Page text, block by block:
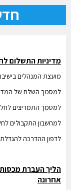
מדיניות התשלום
מועצת המנהלים בישיבתה מיום 21.1.2021 אישרה את
למסמך השלם של
למסמך התמריצים
למחשבון התקבולים
לדפון ההדרכה להגדלת
הליך העברת
אחרונה